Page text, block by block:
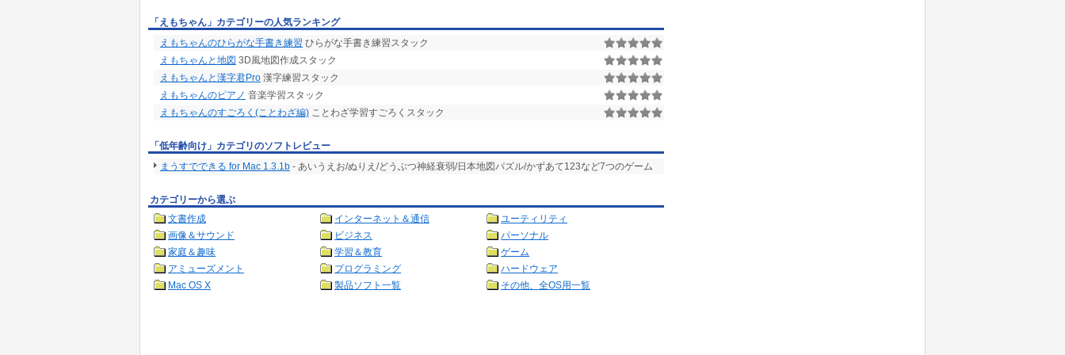
「えもちゃん」カテゴリーの人気ランキング
えもちゃんのひらがな手書き練習 ひらがな手書き練習スタック
えもちゃんと地図 3D風地図作成スタック
えもちゃんと漢字君Pro 漢字練習スタック
えもちゃんのピアノ 音楽学習スタック
えもちゃんのすごろく(ことわざ編) ことわざ学習すごろくスタック
「低年齢向け」カテゴリのソフトレビュー
まうすでできる for Mac 1.3.1b - あいうえお/ぬりえ/どうぶつ神経衰弱/日本地図パズル/かずあて123など7つのゲーム
カテゴリーから選ぶ
文書作成
インターネット＆通信
ユーティリティ
画像＆サウンド
ビジネス
パーソナル
家庭＆趣味
学習＆教育
ゲーム
アミューズメント
プログラミング
ハードウェア
Mac OS X
製品ソフト一覧 その他、全OS用一覧